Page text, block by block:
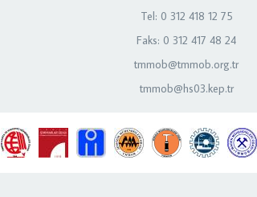
Tel: 0 312 418 12 75
Faks: 0 312 417 48 24
tmmob@tmmob.org.tr
tmmob@hs03.kep.tr